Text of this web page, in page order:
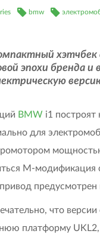
bmw
хэтчбек
эпохи бренда
BMW i1 построят
для
M-модификация
предусмотрен
что версии
платформу UKL2,